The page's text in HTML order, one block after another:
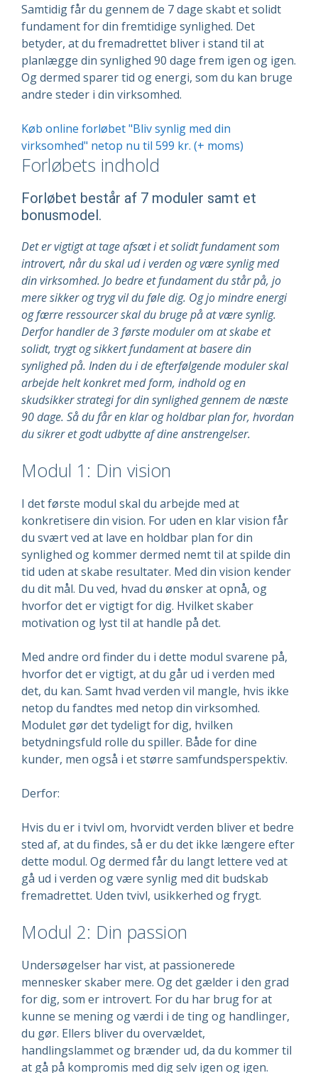
Samtidig får du gennem de 7 dage skabt et solidt
fundament for din fremtidige synlighed. Det
betyder, at du fremadrettet bliver i stand til at
planlægge din synlighed 90 dage frem igen og igen.
Og dermed sparer tid og energi, som du kan bruge
andre steder i din virksomhed.
Køb online forløbet "Bliv synlig med din
virksomhed" netop nu til 599 kr. (+ moms)
Forløbets indhold
Forløbet består af 7 moduler samt et
bonusmodel.
Det er vigtigt at tage afsæt i et solidt fundament som
introvert, når du skal ud i verden og være synlig med
din virksomhed. Jo bedre et fundament du står på, jo
mere sikker og tryg vil du føle dig. Og jo mindre energi
og færre ressourcer skal du bruge på at være synlig.
Derfor handler de 3 første moduler om at skabe et
solidt, trygt og sikkert fundament at basere din
synlighed på. Inden du i de efterfølgende moduler skal
arbejde helt konkret med form, indhold og en
skudsikker strategi for din synlighed gennem de næste
90 dage. Så du får en klar og holdbar plan for, hvordan
du sikrer et godt udbytte af dine anstrengelser.
Modul 1: Din vision
I det første modul skal du arbejde med at
konkretisere din vision. For uden en klar vision får
du svært ved at lave en holdbar plan for din
synlighed og kommer dermed nemt til at spilde din
tid uden at skabe resultater. Med din vision kender
du dit mål. Du ved, hvad du ønsker at opnå, og
hvorfor det er vigtigt for dig. Hvilket skaber
motivation og lyst til at handle på det.
Med andre ord finder du i dette modul svarene på,
hvorfor det er vigtigt, at du går ud i verden med
det, du kan. Samt hvad verden vil mangle, hvis ikke
netop du fandtes med netop din virksomhed.
Modulet gør det tydeligt for dig, hvilken
betydningsfuld rolle du spiller. Både for dine
kunder, men også i et større samfundsperspektiv.
Derfor:
Hvis du er i tvivl om, hvorvidt verden bliver et bedre
sted af, at du findes, så er du det ikke længere efter
dette modul. Og dermed får du langt lettere ved at
gå ud i verden og være synlig med dit budskab
fremadrettet. Uden tvivl, usikkerhed og frygt.
Modul 2: Din passion
Undersøgelser har vist, at passionerede
mennesker skaber mere. Og det gælder i den grad
for dig, som er introvert. For du har brug for at
kunne se mening og værdi i de ting og handlinger,
du gør. Ellers bliver du overvældet,
handlingslammet og brænder ud, da du kommer til
at gå på kompromis med dig selv igen og igen.